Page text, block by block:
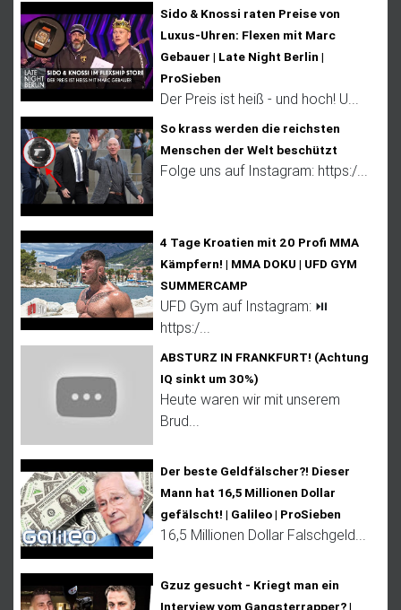
Sido & Knossi raten Preise von
Luxus-Uhren: Flexen mit Marc
Gebauer | Late Night Berlin |
ProSieben
Der Preis ist heiß - und hoch! U...
So krass werden die reichsten
Menschen der Welt beschützt
Folge uns auf Instagram: https:/...
4 Tage Kroatien mit 20 Profi MMA
Kämpfern! | MMA DOKU | UFD GYM
SUMMERCAMP
UFD Gym auf Instagram: ⏯
https:/...
ABSTURZ IN FRANKFURT! (Achtung
IQ sinkt um 30%)
Heute waren wir mit unserem
Brud...
Der beste Geldfälscher?! Dieser
Mann hat 16,5 Millionen Dollar
gefälscht! | Galileo | ProSieben
16,5 Millionen Dollar Falschgeld...
Gzuz gesucht - Kriegt man ein
Interview vom Gangsterrapper? |